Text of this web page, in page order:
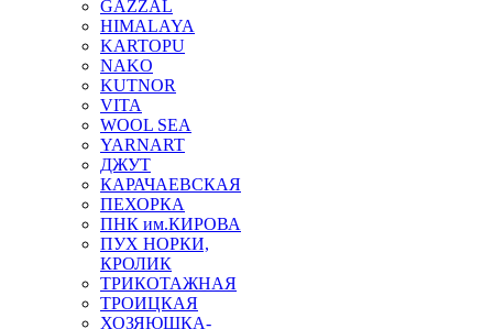
GAZZAL
HIMALAYA
KARTOPU
NAKO
KUTNOR
VITA
WOOL SEA
YARNART
ДЖУТ
КАРАЧАЕВСКАЯ
ПЕХОРКА
ПНК им.КИРОВА
ПУХ НОРКИ,
КРОЛИК
ТРИКОТАЖНАЯ
ТРОИЦКАЯ
ХОЗЯЮШКА-